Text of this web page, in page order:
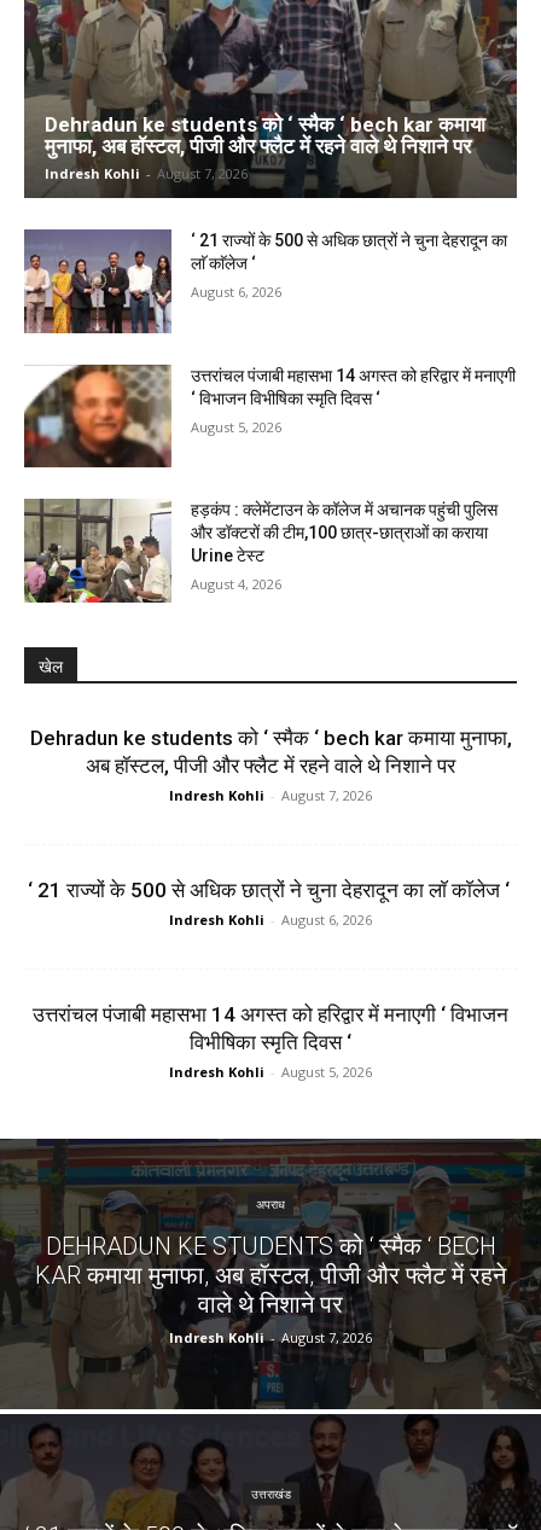
Dehradun ke students को ‘ स्मैक ‘ bech kar कमाया
मुनाफा, अब हॉस्टल, पीजी और फ्लैट में रहने वाले थे निशाने पर
Indresh Kohli - August 7, 2026
‘ 21 राज्यों के 500 से अधिक छात्रों ने चुना देहरादून का
लाॅ काॅलेज ‘
August 6, 2026
उत्तरांचल पंजाबी महासभा 14 अगस्त को हरिद्वार में मनाएगी
‘ विभाजन विभीषिका स्मृति दिवस ‘
August 5, 2026
हड़कंप : क्लेमेंटाउन के कॉलेज में अचानक पहुंची पुलिस
और डॉक्टरों की टीम,100 छात्र-छात्राओं का कराया
Urine टेस्ट
August 4, 2026
खेल
Dehradun ke students को ‘ स्मैक ‘ bech kar कमाया मुनाफा,
अब हॉस्टल, पीजी और फ्लैट में रहने वाले थे निशाने पर
Indresh Kohli - August 7, 2026
‘ 21 राज्यों के 500 से अधिक छात्रों ने चुना देहरादून का लाॅ काॅलेज ‘
Indresh Kohli - August 6, 2026
उत्तरांचल पंजाबी महासभा 14 अगस्त को हरिद्वार में मनाएगी ‘ विभाजन
विभीषिका स्मृति दिवस ‘
Indresh Kohli - August 5, 2026
अपराध
DEHRADUN KE STUDENTS को ‘ स्मैक ‘ BECH
KAR कमाया मुनाफा, अब हॉस्टल, पीजी और फ्लैट में रहने
वाले थे निशाने पर
Indresh Kohli - August 7, 2026
उत्तराखंड